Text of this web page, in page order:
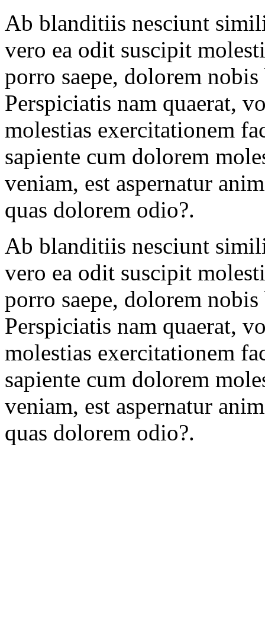
Ab blanditiis nesciunt
vero ea odit suscipit
porro saepe, dolorem
Perspiciatis nam quaerat,
molestias exercitationem
sapiente cum dolorem
veniam, est aspernatur
quas dolorem odio?.
Ab blanditiis nesciunt
vero ea odit suscipit
porro saepe, dolorem
Perspiciatis nam quaerat,
molestias exercitationem
sapiente cum dolorem
veniam, est aspernatur
quas dolorem odio?.